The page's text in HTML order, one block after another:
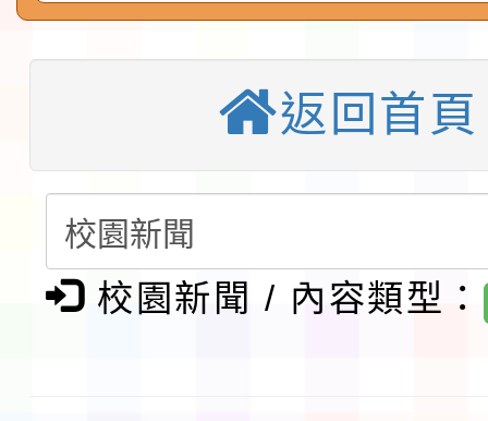
告(不再辦理後續甄選)
賽實施要點」1份
本市「115學年度學生
程安排一案
「桃園市補助參觀特色
請一案
教育部校安中心白海豚
報
淨零綠領人才培育課程
檢送桃園市115學年度
返回首頁
校園新聞 / 內容類型：